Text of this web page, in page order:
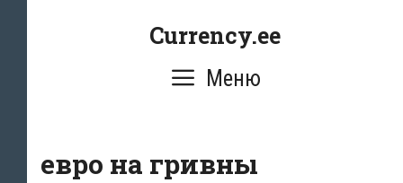
Currency.ee
Меню
евро на гривны